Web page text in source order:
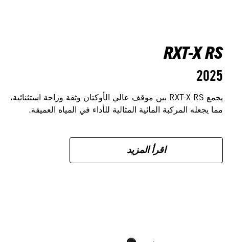
RXT-X RS
2025
يجمع RXT-X RS بين موقف عالي الأوكتان وثقة وراحة استثنائية،
مما يجعله المركبة المائية المثالية للأداء في المياه العميقة.
اقرأ المزيد